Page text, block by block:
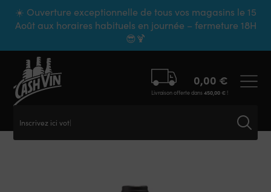
☀️ Ouverture exceptionnelle de tous vos magasins le 15
Août aux horaires habituels en journée – fermeture 18H
😎🍹
Inscrivez ici votre
0,00 €
Livraison offerte dans450,00 €!
Panneau de gestion des cookies